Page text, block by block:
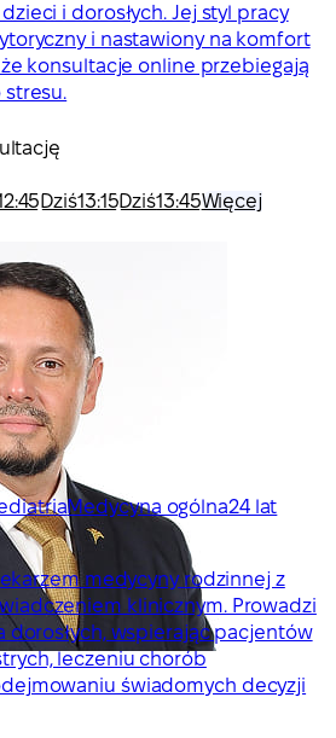
i dorosłych. Jej styl pracy
i nastawiony na komfort
konsultacje online przebiegają
stresu.
Dziś13:15Dziś13:45Więcej
Medycyna ogólna24 lat
medycyny rodzinnej z
klinicznym. Prowadzi
dorosłych, wspierając pacjentów
leczeniu chorób
świadomych decyzji